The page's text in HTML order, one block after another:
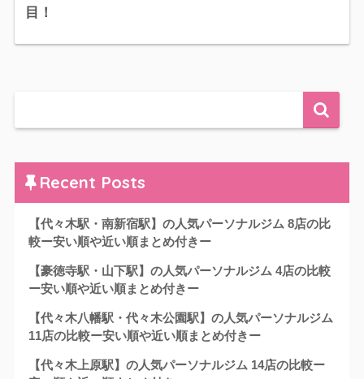
目！
Recent Posts
【代々木駅・南新宿駅】の人気パーソナルジム 8店の比
較ー安い順や近い順まとめ付きー
【豪徳寺駅・山下駅】の人気パーソナルジム 4店の比較
ー安い順や近い順まとめ付きー
【代々木八幡駅・代々木公園駅】の人気パーソナルジム
11店の比較ー安い順や近い順まとめ付きー
【代々木上原駅】の人気パーソナルジム 14店の比較ー